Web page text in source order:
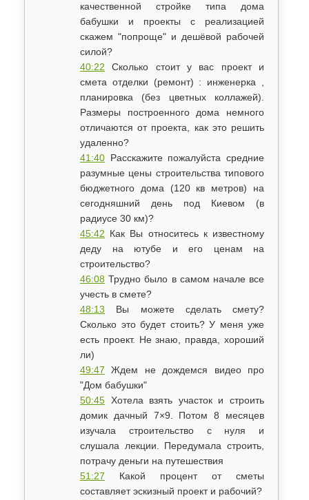
качественной стройке типа дома
бабушки и проекты с реализацией
скажем "попроще" и дешёвой рабочей
силой?
40:22 Сколько стоит у вас проект и
смета отделки (ремонт) : инженерка ,
планировка (без цветных коллажей).
Размеры построенного дома немного
отличаются от проекта, как это решить
удаленно?
41:40 Расскажите пожалуйста средние
разумные цены строительства типового
бюджетного дома (120 кв метров) на
сегодняшний день под Киевом (в
радиусе 30 км)?
45:42 Как Вы относитесь к известному
деду на ютубе и его ценам на
строительство?
46:08 Трудно было в самом начале все
учесть в смете?
48:13 Вы можете сделать смету?
Сколько это будет стоить? У меня уже
есть проект. Не знаю, правда, хороший
ли)
49:47 Ждем не дождемся видео про
"Дом бабушки"
50:45 Хотела взять участок и строить
домик дачный 7×9. Потом 8 месяцев
изучала строительство с нуля и
слушала лекции. Передумала строить,
потрачу деньги на путешествия
51:27 Какой процент от сметы
составляет эскизный проект и рабочий?